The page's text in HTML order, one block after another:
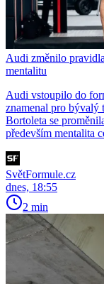
Audi změnilo
mentalitu
Audi vstoupilo do
znamenal pro bývalý
Bortoleta se
především mentalita
SvětFormule.cz
dnes, 18:55
2 min